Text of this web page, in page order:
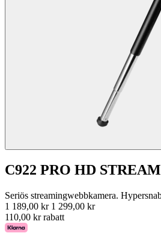
C922 PRO HD
Seriös streamingwebbkamera.
1 189,00 kr 1 299,00 kr
110,00 kr rabatt